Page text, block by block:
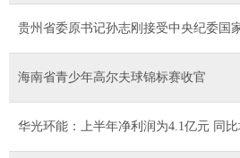
贵州省委原书记孙志刚接受中央纪委国
海南省青少年高尔夫球锦标赛收官
华光环能：上半年净利润为4.1亿元 同比